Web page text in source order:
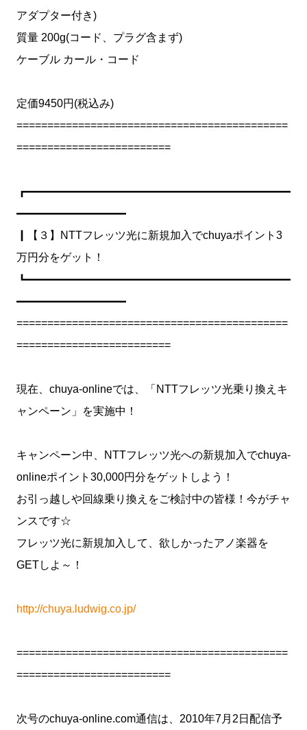
アダプター付き)
質量 200g(コード、プラグ含まず)
ケーブル カール・コード
定価9450円(税込み)
============================================
=========================
┏━━━━━━━━━━━━━━━━━━━━━━━━
━━━━━━━━━━
┃【３】NTTフレッツ光に新規加入でchuyaポイント3
万円分をゲット！
┗━━━━━━━━━━━━━━━━━━━━━━━━
━━━━━━━━━━
============================================
=========================
現在、chuya-onlineでは、「NTTフレッツ光乗り換えキ
ャンペーン」を実施中！
キャンペーン中、NTTフレッツ光への新規加入でchuya-
onlineポイント30,000円分をゲットしよう！
お引っ越しや回線乗り換えをご検討中の皆様！今がチャ
ンスです☆
フレッツ光に新規加入して、欲しかったアノ楽器を
GETしよ～！
http://chuya.ludwig.co.jp/
============================================
=========================
次号のchuya-online.com通信は、2010年7月2日配信予